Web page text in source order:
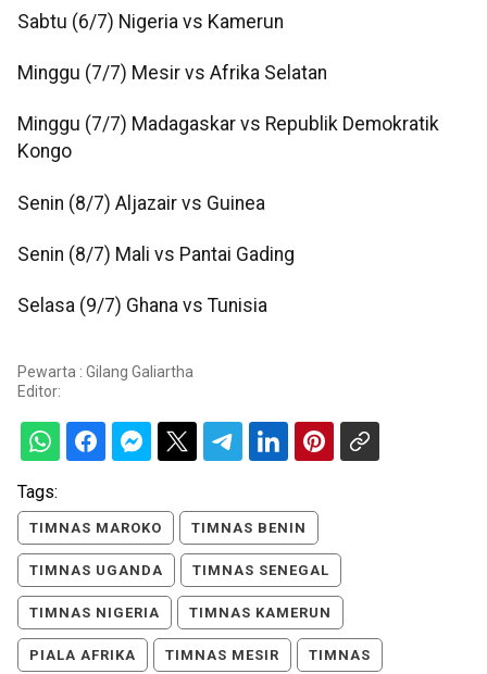
Sabtu (6/7) Nigeria vs Kamerun
Minggu (7/7) Mesir vs Afrika Selatan
Minggu (7/7) Madagaskar vs Republik Demokratik
Kongo
Senin (8/7) Aljazair vs Guinea
Senin (8/7) Mali vs Pantai Gading
Selasa (9/7) Ghana vs Tunisia
Pewarta : Gilang Galiartha
Editor:
Tags:
TIMNAS MAROKO TIMNAS BENIN
TIMNAS UGANDA TIMNAS SENEGAL
TIMNAS NIGERIA TIMNAS KAMERUN
PIALA AFRIKA TIMNAS MESIR TIMNAS